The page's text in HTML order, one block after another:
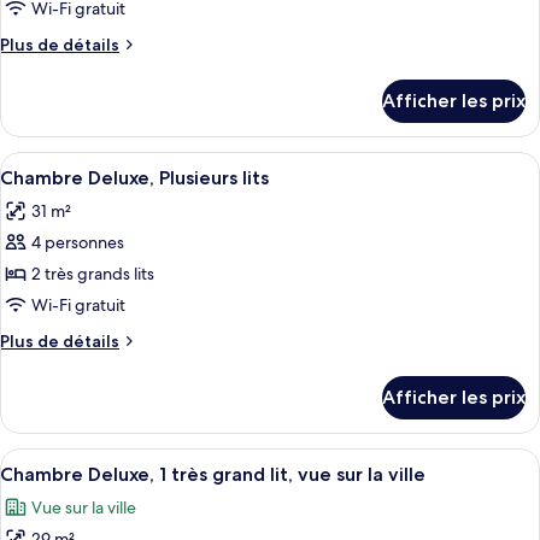
ce
type
de
Chambre
Deluxe,
1
très
grand
lit
Wi-Fi gratuit
Plus de détails
Plus
Chambre
Deluxe,
1
grand
lit
Afficher les prix
Afficher
toutes
les
photos
pour
ce
type
de
Chambre
Deluxe,
Plusieurs
lits
Une chambre d’hôtel avec un
13
Chambre Deluxe, Plusieurs lits
31 m²
4 personnes
2 très grands lits
Wi-Fi gratuit
Plus de détails
Plus
Chambre
Deluxe,
Plusieurs
Afficher les prix
Afficher
toutes
les
Une chambre d’hôtel avec un
11
Chambre Deluxe, 1 très grand lit, vue sur la ville
Vue sur la ville